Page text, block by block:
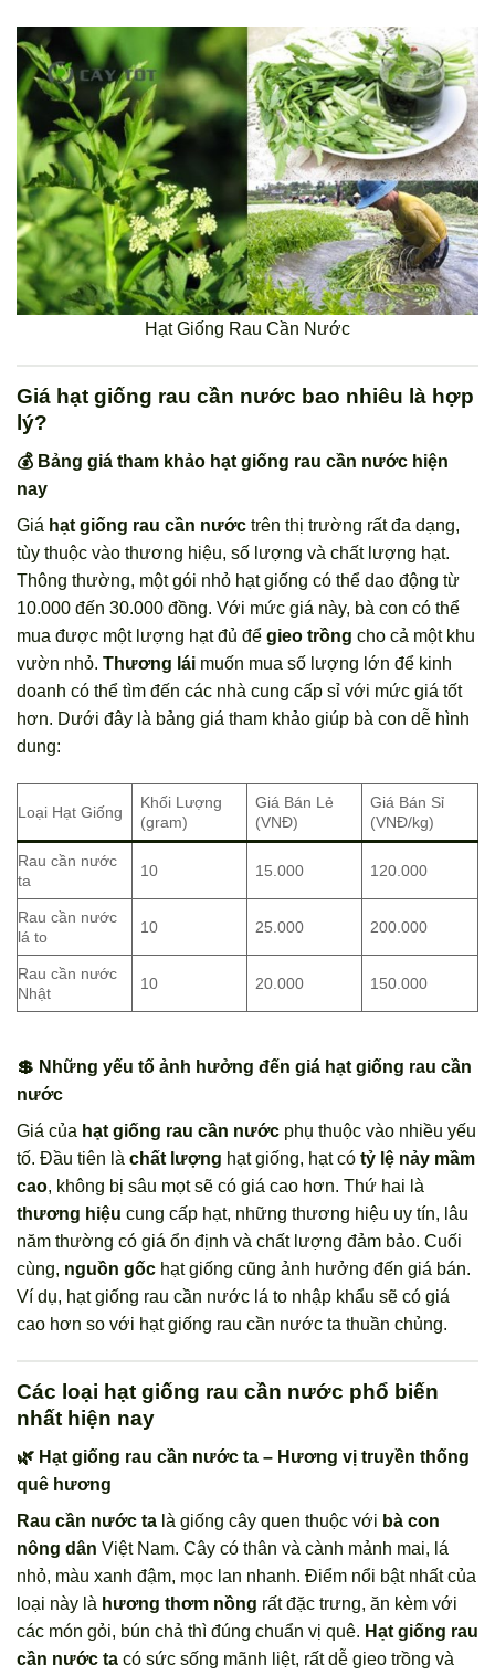
Hạt Giống Rau Cần Nước
Giá hạt giống rau cần nước bao nhiêu là hợp
lý?
💰 Bảng giá tham khảo hạt giống rau cần nước hiện
nay
Giá hạt giống rau cần nước trên thị trường rất đa dạng,
tùy thuộc vào thương hiệu, số lượng và chất lượng hạt.
Thông thường, một gói nhỏ hạt giống có thể dao động từ
10.000 đến 30.000 đồng. Với mức giá này, bà con có thể
mua được một lượng hạt đủ để gieo trồng cho cả một khu
vườn nhỏ. Thương lái muốn mua số lượng lớn để kinh
doanh có thể tìm đến các nhà cung cấp sỉ với mức giá tốt
hơn. Dưới đây là bảng giá tham khảo giúp bà con dễ hình
dung:
Loại Hạt Giống
Khối Lượng
(gram)
Giá Bán Lẻ
(VNĐ)
Giá Bán Sỉ
(VNĐ/kg)
Rau cần nước
ta
10 15.000 120.000
Rau cần nước
lá to
10 25.000 200.000
Rau cần nước
Nhật
10 20.000 150.000
💲 Những yếu tố ảnh hưởng đến giá hạt giống rau cần
nước
Giá của hạt giống rau cần nước phụ thuộc vào nhiều yếu
tố. Đầu tiên là chất lượng hạt giống, hạt có tỷ lệ nảy mầm
cao, không bị sâu mọt sẽ có giá cao hơn. Thứ hai là
thương hiệu cung cấp hạt, những thương hiệu uy tín, lâu
năm thường có giá ổn định và chất lượng đảm bảo. Cuối
cùng, nguồn gốc hạt giống cũng ảnh hưởng đến giá bán.
Ví dụ, hạt giống rau cần nước lá to nhập khẩu sẽ có giá
cao hơn so với hạt giống rau cần nước ta thuần chủng.
Các loại hạt giống rau cần nước phổ biến
nhất hiện nay
🌿 Hạt giống rau cần nước ta – Hương vị truyền thống
quê hương
Rau cần nước ta là giống cây quen thuộc với bà con
nông dân Việt Nam. Cây có thân và cành mảnh mai, lá
nhỏ, màu xanh đậm, mọc lan nhanh. Điểm nổi bật nhất của
loại này là hương thơm nồng rất đặc trưng, ăn kèm với
các món gỏi, bún chả thì đúng chuẩn vị quê. Hạt giống rau
cần nước ta có sức sống mãnh liệt, rất dễ gieo trồng và